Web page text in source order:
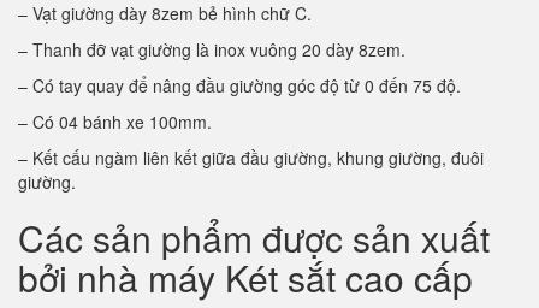
– Vạt giường dày 8zem bẻ hình chữ C.
– Thanh đỡ vạt giường là inox vuông 20 dày 8zem.
– Có tay quay để nâng đầu giường góc độ từ 0 đến 75 độ.
– Có 04 bánh xe 100mm.
– Kết cấu ngàm liên kết giữa đầu giường, khung giường, đuôi
giường.
Các sản phẩm được sản xuất
bởi nhà máy Két sắt cao cấp